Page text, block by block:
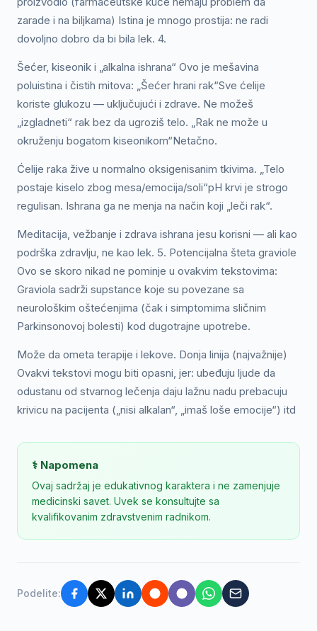
zarade i na biljkama) Istina je mnogo prostija: ne radi
dovoljno dobro da bi bila lek. 4.
Šećer, kiseonik i „alkalna ishrana“ Ovo je mešavina
poluistina i čistih mitova: „Šećer hrani rak“Sve ćelije
koriste glukozu — uključujući i zdrave. Ne možeš
„izgladneti“ rak bez da ugroziš telo. „Rak ne može u
okruženju bogatom kiseonikom“Netačno.
Ćelije raka žive u normalno oksigenisanim tkivima. „Telo
postaje kiselo zbog mesa/emocija/soli“pH krvi je strogo
regulisan. Ishrana ga ne menja na način koji „leči rak“.
Meditacija, vežbanje i zdrava ishrana jesu korisni — ali kao
podrška zdravlju, ne kao lek. 5. Potencijalna šteta graviole
Ovo se skoro nikad ne pominje u ovakvim tekstovima:
Graviola sadrži supstance koje su povezane sa
neurološkim oštećenjima (čak i simptomima sličnim
Parkinsonovoj bolesti) kod dugotrajne upotrebe.
Može da ometa terapije i lekove. Donja linija (najvažnije)
Ovakvi tekstovi mogu biti opasni, jer: ubeđuju ljude da
odustanu od stvarnog lečenja daju lažnu nadu prebacuju
krivicu na pacijenta („nisi alkalan“, „imaš loše emocije“) itd
⚕️ Napomena
Ovaj sadržaj je edukativnog karaktera i ne zamenjuje
medicinski savet. Uvek se konsultujte sa
kvalifikovanim zdravstvenim radnikom.
Podelite: